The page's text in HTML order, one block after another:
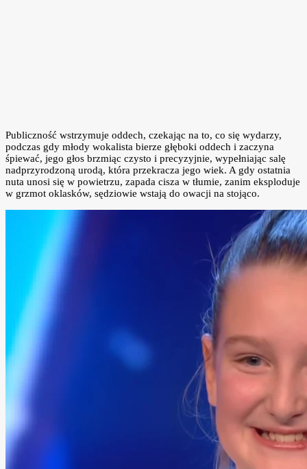
Publiczność wstrzymuje oddech, czekając na to, co się wydarzy,
podczas gdy młody wokalista bierze głęboki oddech i zaczyna
śpiewać, jego głos brzmiąc czysto i precyzyjnie, wypełniając salę
nadprzyrodzoną urodą, która przekracza jego wiek. A gdy ostatnia
nuta unosi się w powietrzu, zapada cisza w tłumie, zanim eksploduje
w grzmot oklasków, sędziowie wstają do owacji na stojąco.